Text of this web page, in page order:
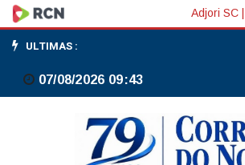
Idosa
de
88
Adjori SC
ULTIMAS :
07/08/2026 09:43